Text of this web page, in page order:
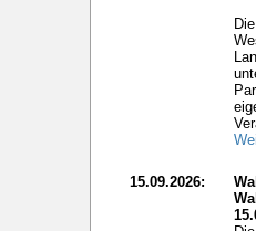
15.09.2026: